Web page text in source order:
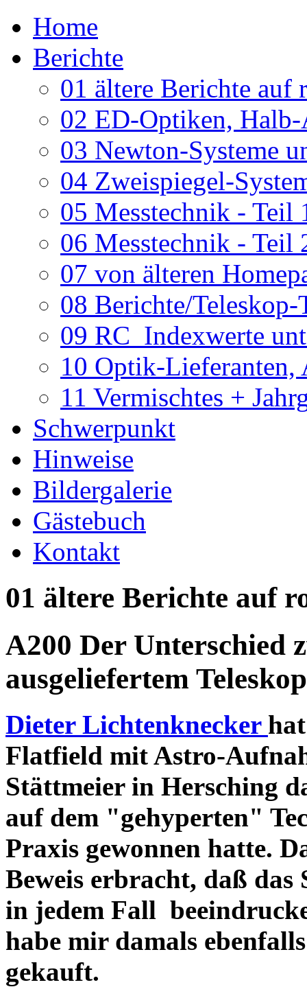
Home
Berichte
01 ältere Berichte auf
02 ED-Optiken, Halb-
03 Newton-Systeme
04 Zweispiegel-
05 Messtechnik - Teil
06 Messtechnik - Teil
07 von älteren
08 Berichte/
09 RC_Indexwerte
10 Optik-Lieferanten,
11 Vermischtes +
Schwerpunkt
Hinweise
Bildergalerie
Gästebuch
Kontakt
01 ältere Berichte auf
A200 Der Unterschied
ausgeliefertem
Dieter Lichtenknecker
Flatfield mit Astro-
Stättmeier in Hersching
auf dem "gehyperten"
Praxis gewonnen hatte.
Beweis erbracht, daß das
in jedem Fall
habe mir damals
gekauft.